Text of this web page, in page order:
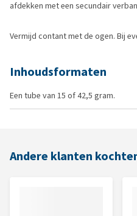
afdekken met een secundair
Vermijd contant met de ogen. Bij
Inhoudsformaten
Een tube van 15 of 42,5 gram.
Andere klanten